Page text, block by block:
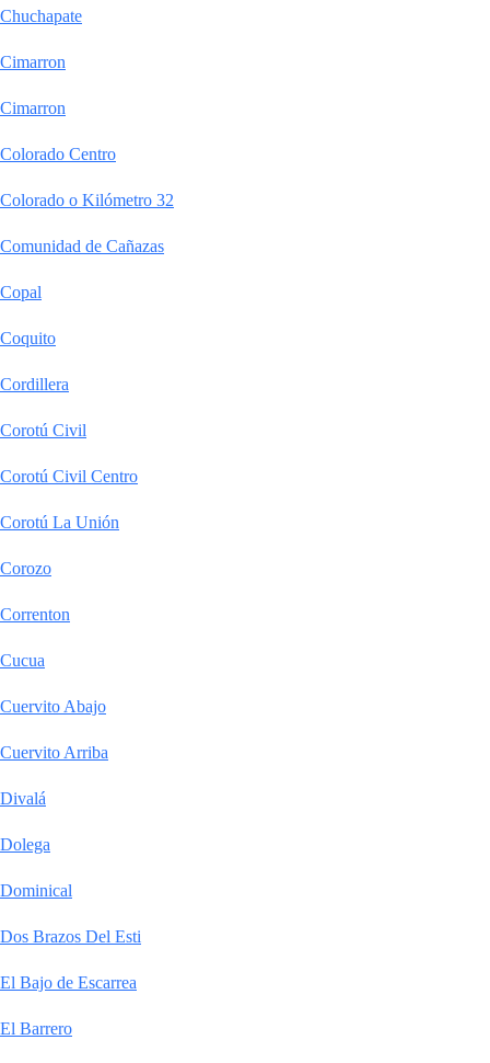
Chuchapate
Cimarron
Cimarron
Colorado Centro
Colorado o Kilómetro 32
Comunidad de Cañazas
Copal
Coquito
Cordillera
Corotú Civil
Corotú Civil Centro
Corotú La Unión
Corozo
Correnton
Cucua
Cuervito Abajo
Cuervito Arriba
Divalá
Dolega
Dominical
Dos Brazos Del Esti
El Bajo de Escarrea
El Barrero